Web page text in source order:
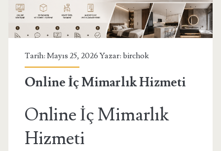
Tarih: Mayıs 25, 2026 Yazar: birchok
Online İç Mimarlık Hizmeti
Online İç Mimarlık
Hizmeti